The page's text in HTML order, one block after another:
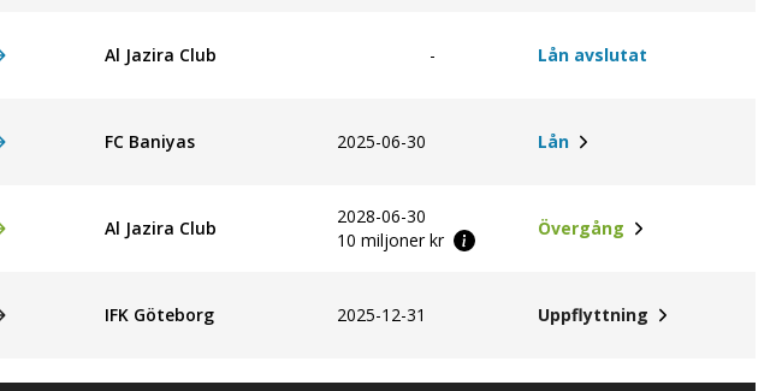
Al Jazira Club - Lån avslutat
FC Baniyas 2025-06-30 Lån
Al Jazira Club
2028-06-30
10 miljoner kr
Övergång
IFK Göteborg 2025-12-31 Uppflyttning